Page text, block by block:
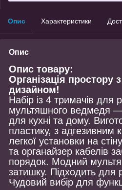
Опис Характеристики
Опис
Опис товару:
Організація простору
дизайном!
Набір із 4 тримачів для
мультяшного ведмедя —
для кухні та дому.
пластику, з адгезивним
легкої установки на
та органайзер кабелів
порядок. Модний
затишку. Підходить для
Чудовий вибір для